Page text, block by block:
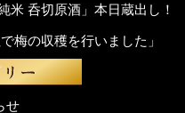
米 呑切原酒」本日蔵出し！
梅の収穫を行いました」
せ